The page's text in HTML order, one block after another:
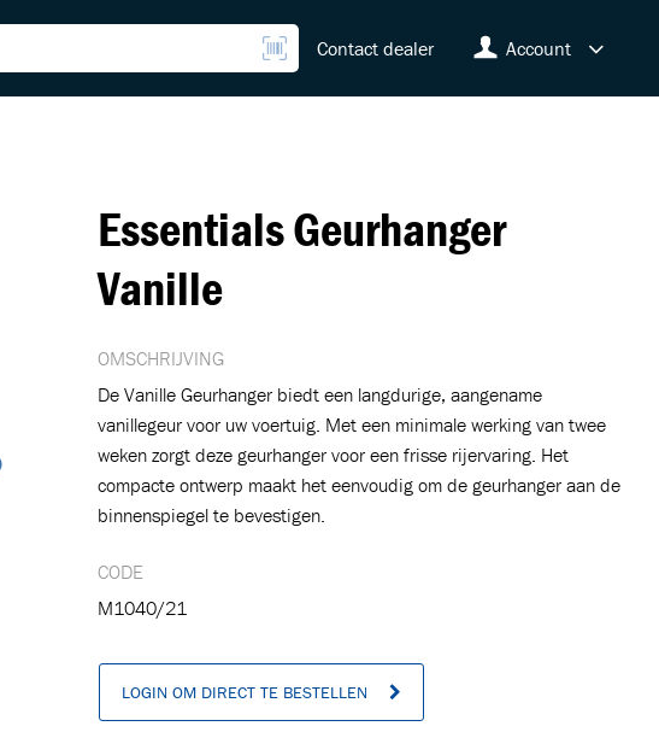
Contact dealer Account
Essentials Geurhanger
Vanille
OMSCHRIJVING
De Vanille Geurhanger biedt een langdurige, aangename
vanillegeur voor uw voertuig. Met een minimale werking van twee
weken zorgt deze geurhanger voor een frisse rijervaring. Het
compacte ontwerp maakt het eenvoudig om de geurhanger aan de
binnenspiegel te bevestigen.
CODE
M1040/21
LOGIN OM DIRECT TE BESTELLEN